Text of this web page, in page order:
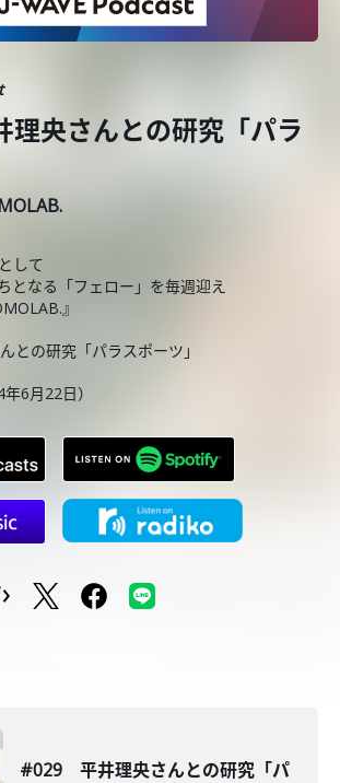
央さんとの研究「パラ
して
となる「フェロー」を毎週迎え
』
の研究「パラスポーツ」
6月22日）
#029 平井理央さんとの研究「パ